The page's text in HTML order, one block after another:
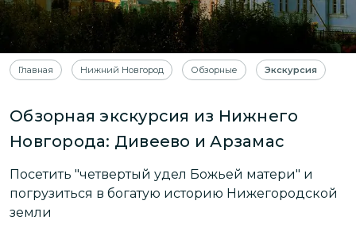
Главная Нижний Новгород Обзорные Экскурсия
Обзорная экскурсия из Нижнего
Новгорода: Дивеево и Арзамас
Посетить "четвертый удел Божьей матери" и
погрузиться в богатую историю Нижегородской
земли